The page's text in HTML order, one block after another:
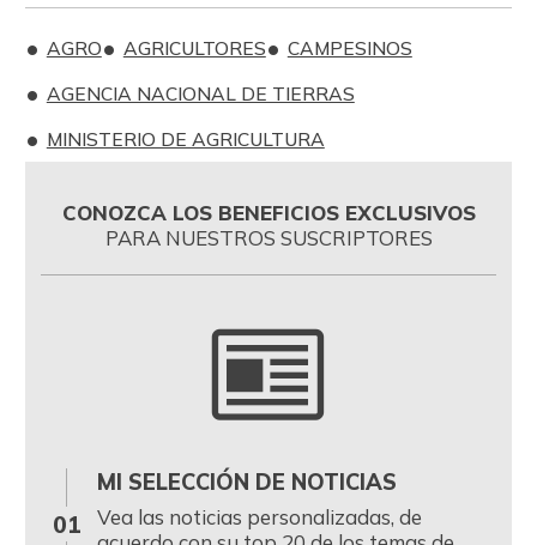
AGRO AGRICULTORES
CAMPESINOS
AGENCIA NACIONAL DE TIERRAS
MINISTERIO DE AGRICULTURA
CONOZCA LOS BENEFICIOS EXCLUSIVOS
PARA NUESTROS SUSCRIPTORES
01
MI SELECCIÓN DE NOTICIAS
Vea las noticias personalizadas, de